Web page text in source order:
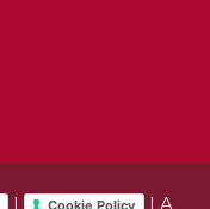
| Cookie Policy | A